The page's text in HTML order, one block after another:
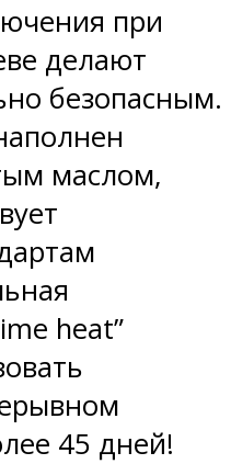
при
делают
безопасным.
маслом,
heat”
45 дней!